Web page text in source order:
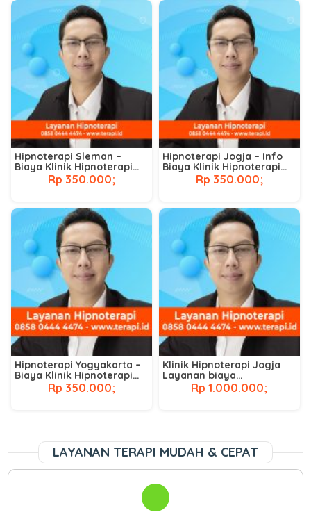
Hipnoterapi Sleman –
Biaya Klinik Hipnoterapi
TerdekatRp 350.000;
Hipnoterapi Jogja – Info
Biaya Klinik Hipnoterapi
TerdekatRp 350.000;
Hipnoterapi Yogyakarta –
Biaya Klinik Hipnoterapi
TerdekatRp 350.000;
Klinik Hipnoterapi Jogja
Layanan biaya
hipnoterapi di jogja
Rp 1.000.000;
LAYANAN TERAPI MUDAH & CEPAT